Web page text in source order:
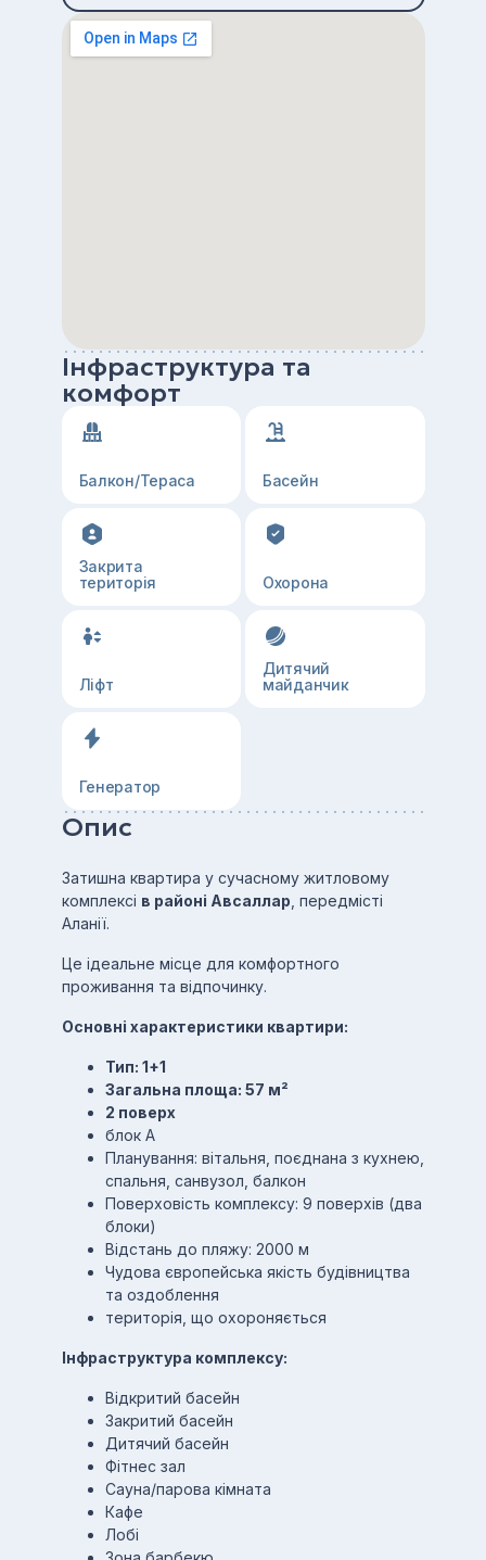
Інфраструктура та
комфорт
Балкон/Тераса Басейн
Закрита
територія
Охорона
Ліфт
Дитячий
майданчик
Генератор
Опис
Затишна квартира у сучасному житловому
комплексі в районі Авсаллар , передмісті
Аланії.
Це ідеальне місце для комфортного
проживання та відпочинку.
Основні характеристики квартири:
Тип: 1+1
Загальна площа: 57 м²
2 поверх
блок А
Планування: вітальня, поєднана з кухнею,
спальня, санвузол, балкон
Поверховість комплексу: 9 поверхів (два
блоки)
Відстань до пляжу: 2000 м
Чудова європейська якість будівництва
та оздоблення
територія, що охороняється
Інфраструктура комплексу:
Відкритий басейн
Закритий басейн
Дитячий басейн
Фітнес зал
Сауна/парова кімната
Кафе
Лобі